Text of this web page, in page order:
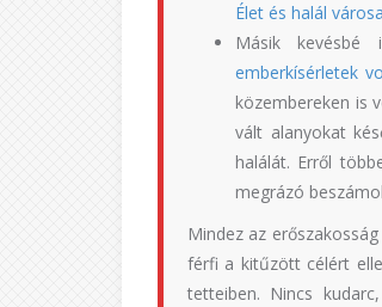
Élet és halál városa
Másik
emberkísérletek
közembereken is
vált alanyokat
halálát. Erről
megrázó
Mindez az
férfi a kitűzött célért
tetteiben. Nincs